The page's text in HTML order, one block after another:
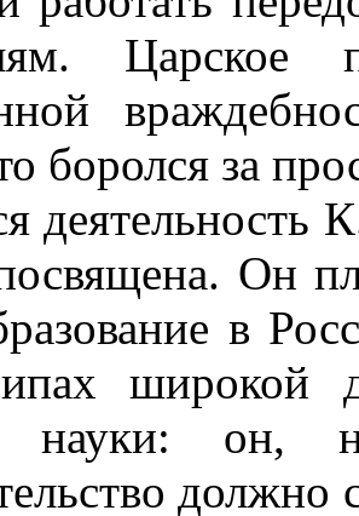
Царское
боролся за
деятельность
Он
в
широкой
науки: он,
должно